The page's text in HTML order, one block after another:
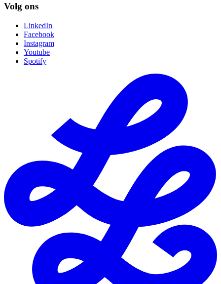
Volg ons
LinkedIn
Facebook
Instagram
Youtube
Spotify